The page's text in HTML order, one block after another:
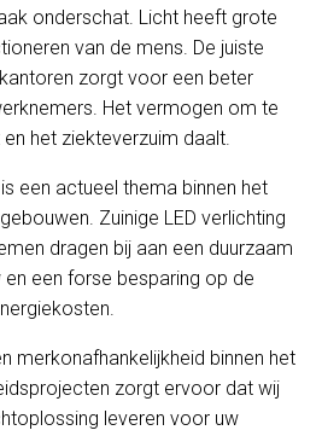
onderschat. Licht heeft grote
van de mens. De juiste
zorgt voor een beter
Het vermogen om te
het ziekteverzuim daalt.
een actueel thema binnen het
Zuinige LED verlichting
dragen bij aan een duurzaam
een forse besparing op de
merkonafhankelijkheid binnen het
zorgt ervoor dat wij
leveren voor uw